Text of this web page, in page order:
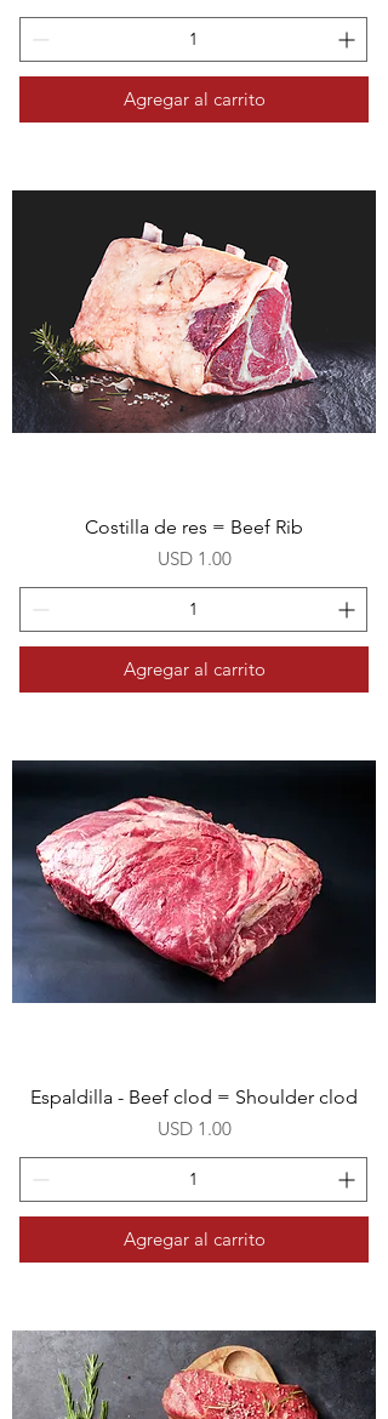
Agregar al carrito
Costilla de res = Beef Rib
Precio
USD 1.00
Agregar al carrito
Espaldilla - Beef clod = Shoulder clod
Precio
USD 1.00
Agregar al carrito